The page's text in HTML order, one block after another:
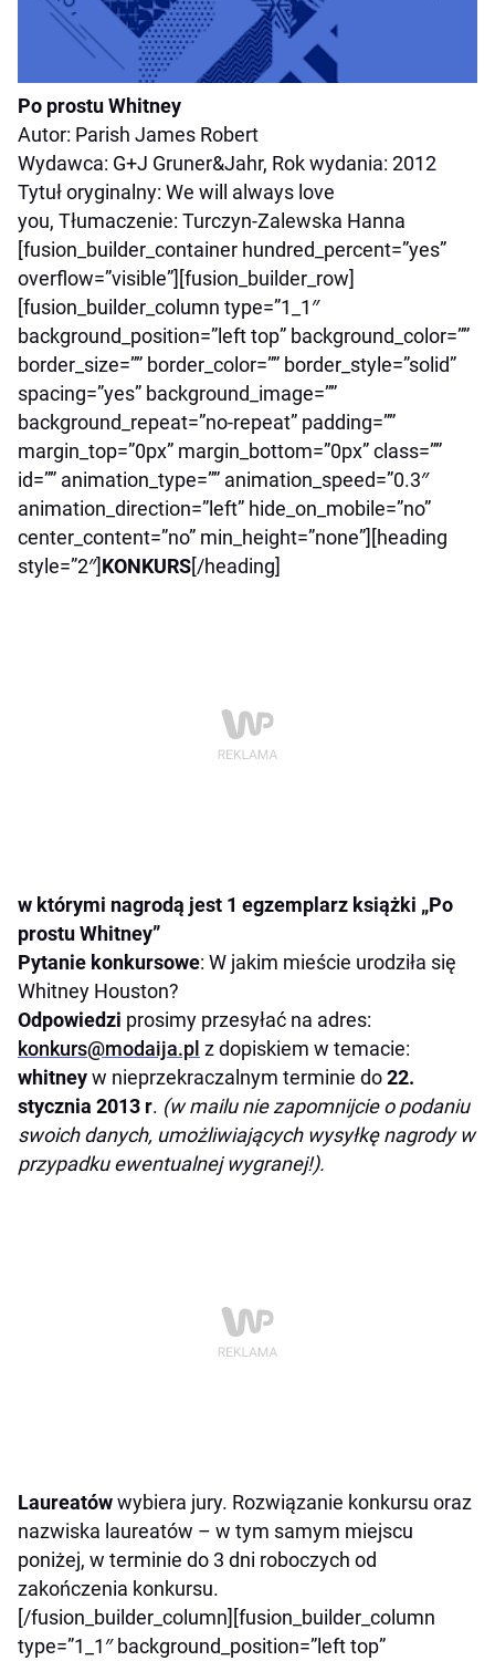
Po prostu Whitney
Autor: Parish James Robert
Wydawca: G+J Gruner&Jahr, Rok wydania: 2012
Tytuł oryginalny: We will always love
you, Tłumaczenie: Turczyn-Zalewska Hanna
[fusion_builder_container hundred_percent=”yes”
overflow=”visible”][fusion_builder_row]
[fusion_builder_column type=”1_1″
background_position=”left top” background_color=””
border_size=”” border_color=”” border_style=”solid”
spacing=”yes” background_image=””
background_repeat=”no-repeat” padding=””
margin_top=”0px” margin_bottom=”0px” class=””
id=”” animation_type=”” animation_speed=”0.3″
animation_direction=”left” hide_on_mobile=”no”
center_content=”no” min_height=”none”][heading
style=”2″]KONKURS[/heading]
w którymi nagrodą jest 1 egzemplarz książki „Po
prostu Whitney”
Pytanie konkursowe: W jakim mieście urodziła się
Whitney Houston?
Odpowiedzi prosimy przesyłać na adres:
konkurs@modaija.pl z dopiskiem w temacie:
whitneyw nieprzekraczalnym terminie do22.
stycznia 2013 r. (w mailu nie zapomnijcie o podaniu
swoich danych, umożliwiających wysyłkę nagrody w
przypadku ewentualnej wygranej!).
Laureatówwybiera jury. Rozwiązanie konkursu oraz
nazwiska laureatów – w tym samym miejscu
poniżej, w terminie do 3 dni roboczych od
zakończenia konkursu.
[/fusion_builder_column][fusion_builder_column
type=”1_1″ background_position=”left top”